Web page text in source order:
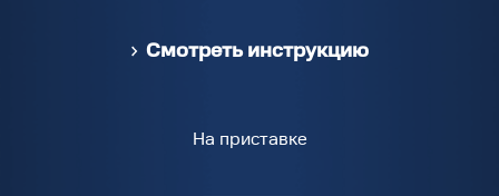
Смотреть инструкцию
На приставке